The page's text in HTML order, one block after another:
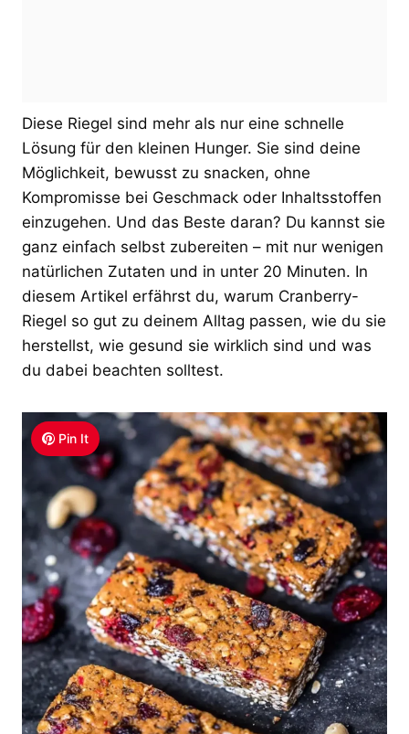
Diese Riegel sind mehr als nur eine schnelle
Lösung für den kleinen Hunger. Sie sind deine
Möglichkeit, bewusst zu snacken, ohne
Kompromisse bei Geschmack oder Inhaltsstoffen
einzugehen. Und das Beste daran? Du kannst sie
ganz einfach selbst zubereiten – mit nur wenigen
natürlichen Zutaten und in unter 20 Minuten. In
diesem Artikel erfährst du, warum Cranberry-
Riegel so gut zu deinem Alltag passen, wie du sie
herstellst, wie gesund sie wirklich sind und was
du dabei beachten solltest.
Pin It